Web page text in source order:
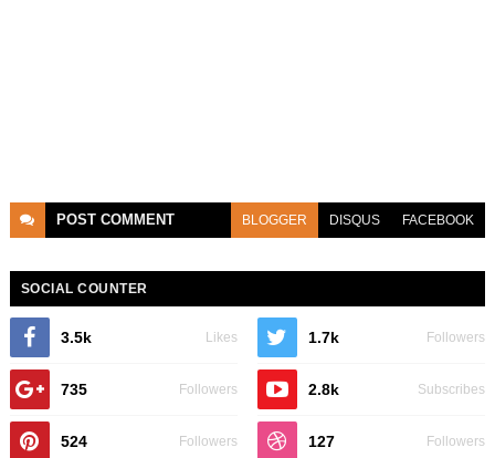
POST COMMENT BLOGGER DISQUS FACEBOOK
SOCIAL COUNTER
3.5k Likes 1.7k Followers
735 Followers 2.8k Subscribes
524 Followers 127 Followers